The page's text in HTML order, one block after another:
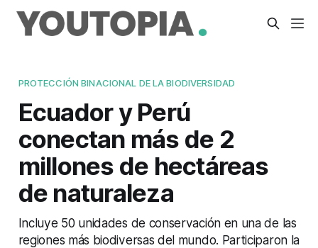
PROTECCIÓN BINACIONAL DE LA BIODIVERSIDAD
Ecuador y Perú
conectan más de 2
millones de hectáreas
de naturaleza
Incluye 50 unidades de conservación en una de las
regiones más biodiversas del mundo. Participaron la